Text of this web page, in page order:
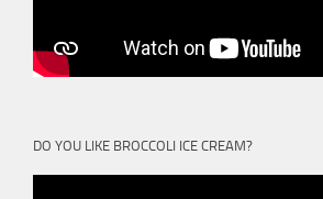
DO YOU LIKE BROCCOLI ICE CREAM?